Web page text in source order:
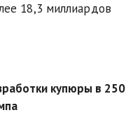
18,3 миллиардов
купюры в 250